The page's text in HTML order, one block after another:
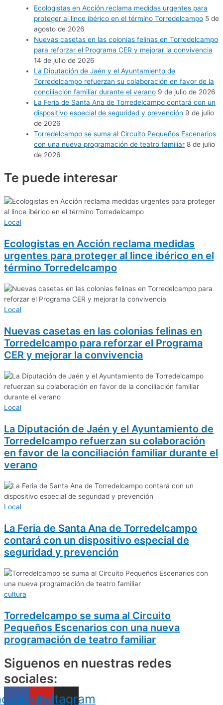
Ecologistas en Acción reclama medidas urgentes para
proteger al lince ibérico en el término Torredelcampo 5 de
agosto de 2026
Nuevas casetas en las colonias felinas en Torredelcampo
para reforzar el Programa CER y mejorar la convivencia
14 de julio de 2026
La Diputación de Jaén y el Ayuntamiento de
Torredelcampo refuerzan su colaboración en favor de la
conciliación familiar durante el verano 9 de julio de 2026
La Feria de Santa Ana de Torredelcampo contará con un
dispositivo especial de seguridad y prevención 9 de julio
de 2026
Torredelcampo se suma al Circuito Pequeños Escenarios
con una nueva programación de teatro familiar 8 de julio
de 2026
Te puede interesar
Local
Ecologistas en Acción reclama medidas
urgentes para proteger al lince ibérico en el
término Torredelcampo
Local
Nuevas casetas en las colonias felinas en
Torredelcampo para reforzar el Programa
CER y mejorar la convivencia
Local
La Diputación de Jaén y el Ayuntamiento de
Torredelcampo refuerzan su colaboración
en favor de la conciliación familiar durante el
verano
Local
La Feria de Santa Ana de Torredelcampo
contará con un dispositivo especial de
seguridad y prevención
cultura
Torredelcampo se suma al Circuito
Pequeños Escenarios con una nueva
programación de teatro familiar
Siguenos en nuestras redes
sociales:
Youtube
Instagram